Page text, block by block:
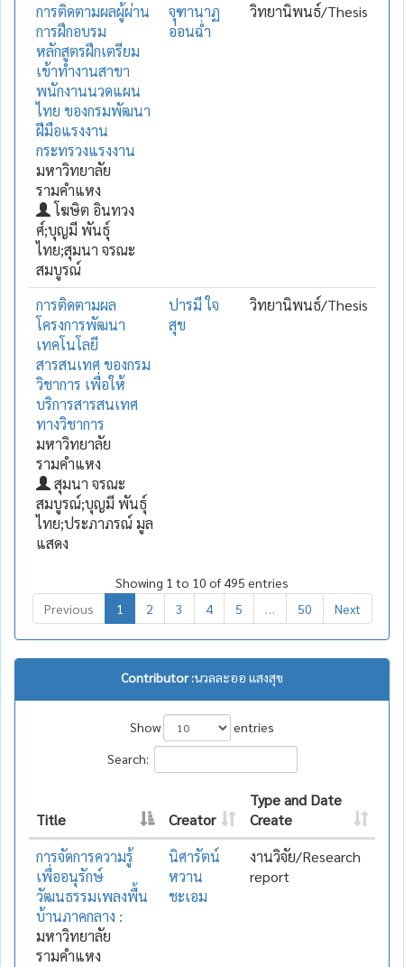
การติดตามผลผู้ผ่าน
การฝึกอบรม
หลักสูตรฝึกเตรียม
เข้าทำงานสาขา
พนักงานนวดแผน
ไทย ของกรมพัฒนา
ฝีมือแรงงาน
กระทรวงแรงงาน
มหาวิทยาลัย
รามคำแหง
โฆษิต อินทวง
ศ์;บุญมี พันธุ์
ไทย;สุมนา จรณะ
สมบูรณ์
จุฑานาฏ
อ่อนฉ่ำ
วิทยานิพนธ์/Thesis
การติดตามผล
โครงการพัฒนา
เทคโนโลยี
สารสนเทศ ของกรม
วิชาการ เพื่อให้
บริการสารสนเทศ
ทางวิชาการ
มหาวิทยาลัย
รามคำแหง
สุมนา จรณะ
สมบูรณ์;บุญมี พันธุ์
ไทย;ประภาภรณ์ มูล
แสดง
ปารมี ใจ
สุข
วิทยานิพนธ์/Thesis
Showing 1 to 10 of 495 entries
Previous
1 2 3 4 5 50 Next
Contributor :นวลละออ แสงสุข
Show
entries
Search:
Title Creator
Type and Date
Create
การจัดการความรู้
เพื่ออนุรักษ์
วัฒนธรรมเพลงพื้น
บ้านภาคกลาง :
มหาวิทยาลัย
รามคำแหง
นิศารัตน์
หวาน
ชะเอม
งานวิจัย/Research
report